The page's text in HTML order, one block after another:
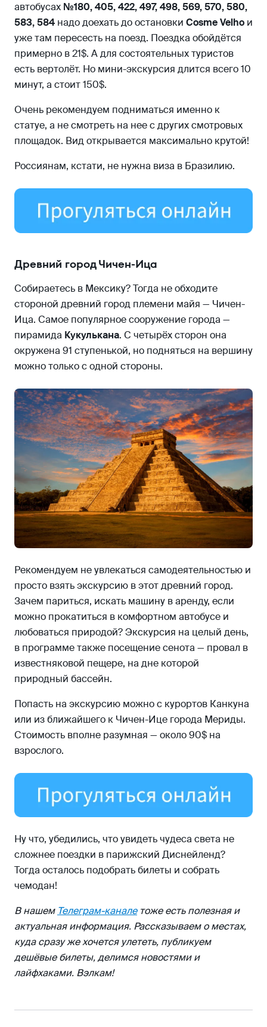
автобусах №180, 405, 422, 497, 498, 569, 570, 580,
583, 584 надо доехать до остановки Cosme Velho и
уже там пересесть на поезд. Поездка обойдётся
примерно в 21$. А для состоятельных туристов
есть вертолёт. Но мини-экскурсия длится всего 10
минут, а стоит 150$.
Очень рекомендуем подниматься именно к
статуе, а не смотреть на нее с других смотровых
площадок. Вид открывается максимально крутой!
Россиянам, кстати, не нужна виза в Бразилию.
Древний город Чичен-Ица
Собираетесь в Мексику? Тогда не обходите
стороной древний город племени майя — Чичен-
Ица. Самое популярное сооружение города —
пирамида Кукулькана. С четырёх сторон она
окружена 91 ступенькой, но подняться на вершину
можно только с одной стороны.
Рекомендуем не увлекаться самодеятельностью и
просто взять экскурсию в этот древний город.
Зачем париться, искать машину в аренду, если
можно прокатиться в комфортном автобусе и
любоваться природой? Экскурсия на целый день,
в программе также посещение сенота — провал в
известняковой пещере, на дне которой
природный бассейн.
Попасть на экскурсию можно с курортов Канкуна
или из ближайшего к Чичен-Ице города Мериды.
Стоимость вполне разумная — около 90$ на
взрослого.
Ну что, убедились, что увидеть чудеса света не
сложнее поездки в парижский Диснейленд?
Тогда осталось подобрать билеты и собрать
чемодан!
В нашем Телеграм-канале тоже есть полезная и
актуальная информация. Рассказываем о местах,
куда сразу же хочется улететь, публикуем
дешёвые билеты, делимся новостями и
лайфхаками. Вэлкам!